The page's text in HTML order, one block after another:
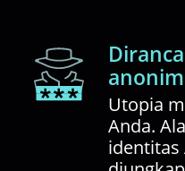
Utopia
Anda.
identitas